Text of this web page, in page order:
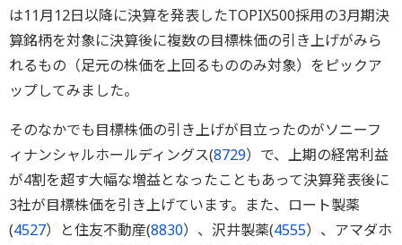
は11月12日以降に決算を発表したTOPIX500採用の3月期決
算銘柄を対象に決算後に複数の目標株価の引き上げがみら
れるもの（足元の株価を上回るもののみ対象）をピックア
ップしてみました。
そのなかでも目標株価の引き上げが目立ったのがソニーフ
ィナンシャルホールディングス(8729）で、上期の経常利益
が4割を超す大幅な増益となったこともあって決算発表後に
3社が目標株価を引き上げています。また、ロート製薬
(4527）と住友不動産(8830）、沢井製薬(4555）、アマダホ